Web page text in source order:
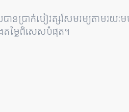
នប្រាក់បៀវត្សរ៍សមរម្យតាមរយៈ
ងតម្លៃពិសេសបំផុត។